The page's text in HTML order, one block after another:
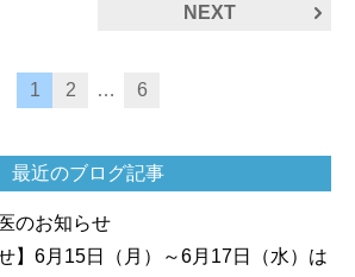
1 2 … 6
NEXT
最近のブログ記事
のお知らせ
】6月15日（月）～6月17日（水）は